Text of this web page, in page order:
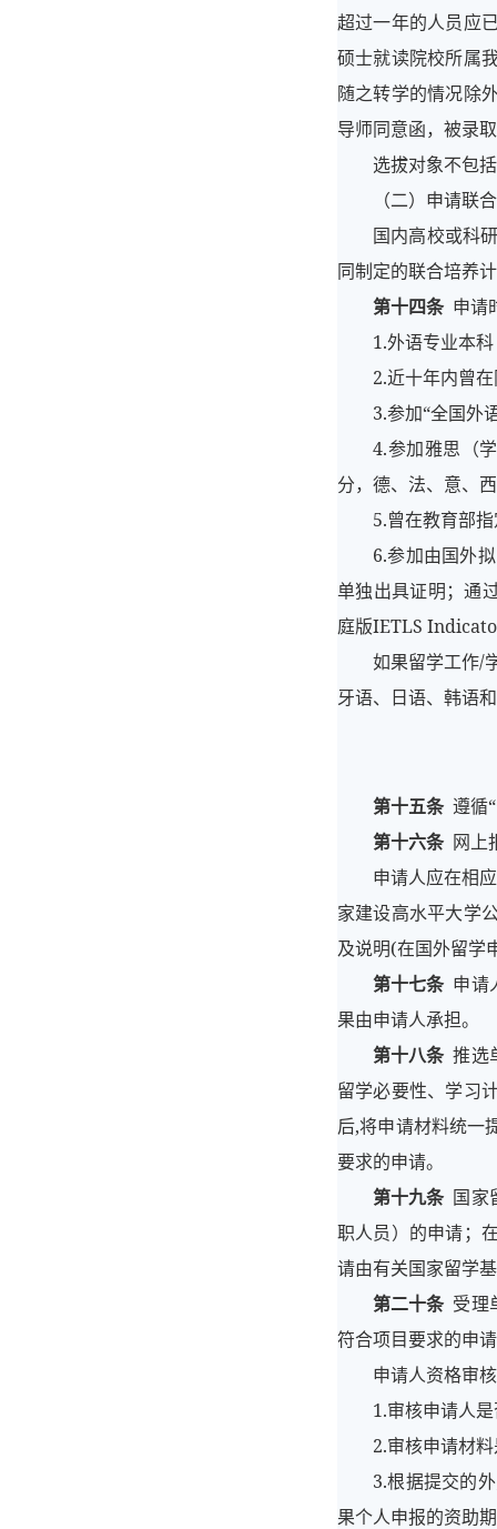
超过一年的人员应
硕士就读院校所属
随之转学的情况除
导师同意函，被录
选拔对象不包
（二）申请联
国内高校或科
同制定的联合培养
第十四条申请
1.外语专业本
2.近十年内曾
3.参加“全国外
4.参加雅思（
分，德、法、意、
5.曾在教育部
6.参加由国外
单独出具证明；通
庭版IETLS
如果留学工作/
牙语、日语、韩语
第十五条遵循“
第十六条网上
申请人应在相
家建设高水平大学
及说明(在国外留学
第十七条申请
果由申请人承担。
第十八条推选
留学必要性、学习
后,将申请材料统一
要求的申请。
第十九条国家
职人员）的申请；
请由有关国家留学
第二十条受理
符合项目要求的申
申请人资格审
1.审核申请人
2.审核申请材
3.根据提交的
果个人申报的资助